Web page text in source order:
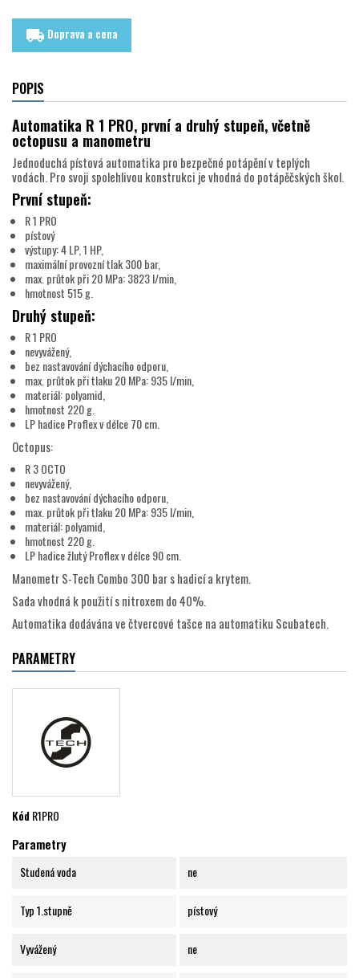
local_shipping Doprava a cena
POPIS
Automatika R 1 PRO, první a druhý stupeň, včetně
octopusu a manometru
Jednoduchá pístová automatika pro bezpečné potápění v teplých
vodách. Pro svoji spolehlivou konstrukci je vhodná do potápěčských škol.
První stupeň:
R 1 PRO
pístový
výstupy: 4 LP, 1 HP,
maximální provozní tlak 300 bar,
max. průtok při 20 MPa: 3823 l/min,
hmotnost 515 g.
Druhý stupeň:
R 1 PRO
nevyvážený,
bez nastavování dýchacího odporu,
max. průtok při tlaku 20 MPa: 935 l/min,
materiál: polyamid,
hmotnost 220 g.
LP hadice Proflex v délce 70 cm.
Octopus:
R 3 OCTO
nevyvážený,
bez nastavování dýchacího odporu,
max. průtok při tlaku 20 MPa: 935 l/min,
materiál: polyamid,
hmotnost 220 g.
LP hadice žlutý Proflex v délce 90 cm.
Manometr S-Tech Combo 300 bar s hadicí a krytem.
Sada vhodná k použití s nitroxem do 40%.
Automatika dodávána ve čtvercové tašce na automatiku Scubatech.
PARAMETRY
KódR1PRO
Parametry
Studená voda ne
Typ 1.stupně pístový
Vyvážený ne